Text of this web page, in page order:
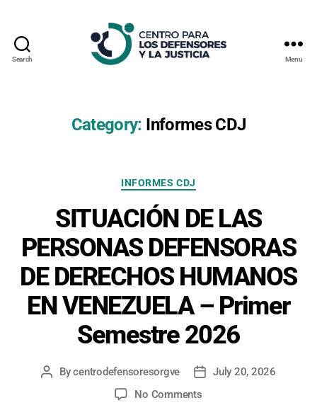
Search
Defensores
y
Menu
Category: Informes CDJ
Categories
INFORMES CDJ
SITUACIÓN DE LAS
PERSONAS DEFENSORAS
DE DERECHOS HUMANOS
EN VENEZUELA – Primer
Semestre 2026
PostBycentrodefensoresorgve
PostJuly 20, 2026
No Commentson